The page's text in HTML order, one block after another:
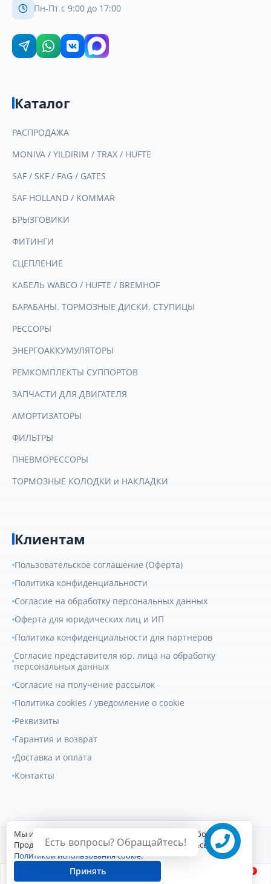
Есть вопросы? Обращайтесь!
0
Пн-Пт с 9:00 до 17:00
Каталог
РАСПРОДАЖА
MONIVA / YILDIRIM / TRAX / HUFTE
SAF / SKF / FAG / GATES
SAF HOLLAND / KOMMAR
БРЫЗГОВИКИ
ФИТИНГИ
СЦЕПЛЕНИЕ
КАБЕЛЬ WABCO / HUFTE / BREMHOF
БАРАБАНЫ. ТОРМОЗНЫЕ ДИСКИ. СТУПИЦЫ
РЕССОРЫ
ЭНЕРГОАККУМУЛЯТОРЫ
РЕМКОМПЛЕКТЫ СУППОРТОВ
ЗАПЧАСТИ ДЛЯ ДВИГАТЕЛЯ
АМОРТИЗАТОРЫ
ФИЛЬТРЫ
ПНЕВМОРЕССОРЫ
ТОРМОЗНЫЕ КОЛОДКИ и НАКЛАДКИ
Клиентам
Пользовательское соглашение (Оферта)
Политика конфиденциальности
Согласие на обработку персональных данных
Оферта для юридических лиц и ИП
Политика конфиденциальности для партнёров
Согласие представителя юр. лица на обработку
персональных данных
Согласие на получение рассылок
Политика cookies / уведомление о cookie
Реквизиты
Гарантия и возврат
Доставка и оплата
Контакты
© 2007-2026Геркулес Трак. Все права защищены.
Сайт разработан Digital-агентством
Мы используем файлы cookie для улучшения работы сайта.
Продолжая пользоваться сайтом, вы соглашаетесь с
Политикой использования cookie.
Принять